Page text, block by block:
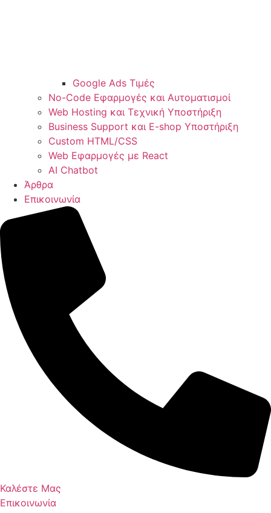
Google Ads Τιμές
No-Code Εφαρμογές και Αυτοματισμοί
Web Hosting και Τεχνική Υποστήριξη
Business Support και E-shop Υποστήριξη
Custom HTML/CSS
Web Εφαρμογές με React
AI Chatbot
Άρθρα
Επικοινωνία
Καλέστε Μας
Επικοινωνία